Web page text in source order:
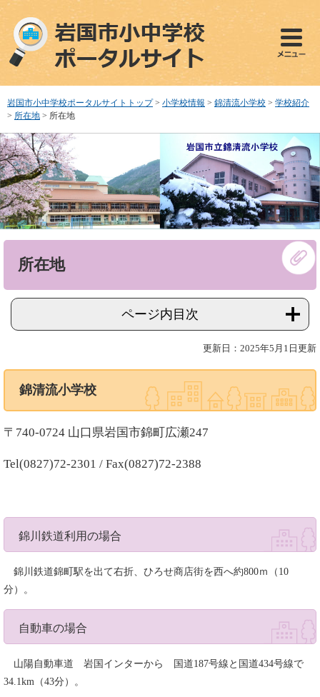
ペ
で
す
メ
ば
し
本
文
へ
岩国市小中学校ポータルサイトトップ > 小学校情報 > 錦清流小学校 > 学校紹介
> 所在地 > 所在地
所在地
ページ内目次
更新日：2025年5月1日更新
錦清流小学校
〒740-0724 山口県岩国市錦町広瀬247
Tel(0827)72-2301 / Fax(0827)72-2388
錦川鉄道利用の場合
錦川鉄道錦町駅を出て右折、ひろせ商店街を西へ約800ｍ（10
分）。
自動車の場合
山陽自動車道 岩国インターから 国道187号線と国道434号線で
34.1km（43分）。